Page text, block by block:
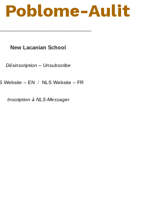
Poblome-Aulit
New Lacanian School
Désinscription – Unsubscribe
Website – EN / NLS Website – FR
Inscription à NLS-Messager